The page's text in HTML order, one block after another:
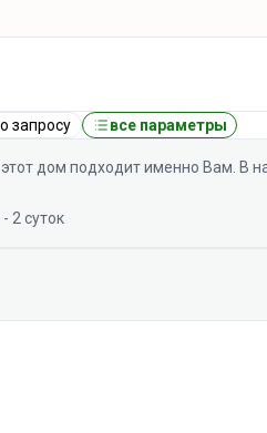
запросу все параметры
дом подходит именно Вам. В
2 суток